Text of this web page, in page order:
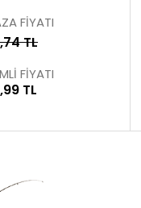
FİYATI
TL
FİYATI
TL